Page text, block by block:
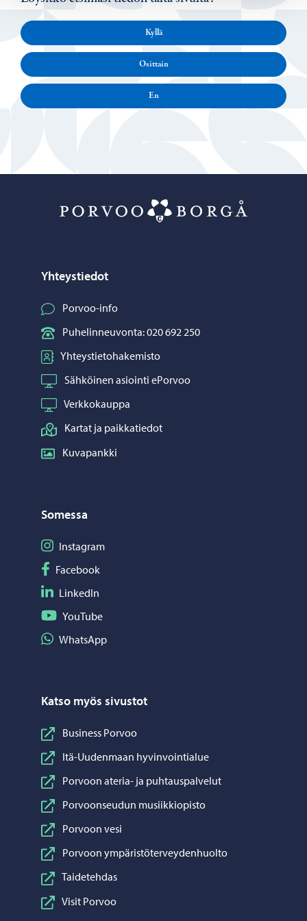
Kyllä
Osittain
En
Yhteystiedot
Porvoo-info
Puhelinneuvonta: 020 692 250
Yhteystietohakemisto
Sähköinen asiointi ePorvoo
Verkkokauppa
Kartat ja paikkatiedot
Kuvapankki
Somessa
Seuraa Instagram
Instagram
Seuraa Facebook
Facebook
Seuraa LinkedIn
LinkedIn
Seuraa YouTube
YouTube
Jaa WhatsApp
WhatsApp
Katso myös sivustot
Business Porvoo
Itä-Uudenmaan hyvinvointialue
Porvoon ateria- ja puhtauspalvelut
Porvoonseudun musiikkiopisto
Porvoon vesi
Porvoon ympäristöterveydenhuolto
Taidetehdas
Visit Porvoo